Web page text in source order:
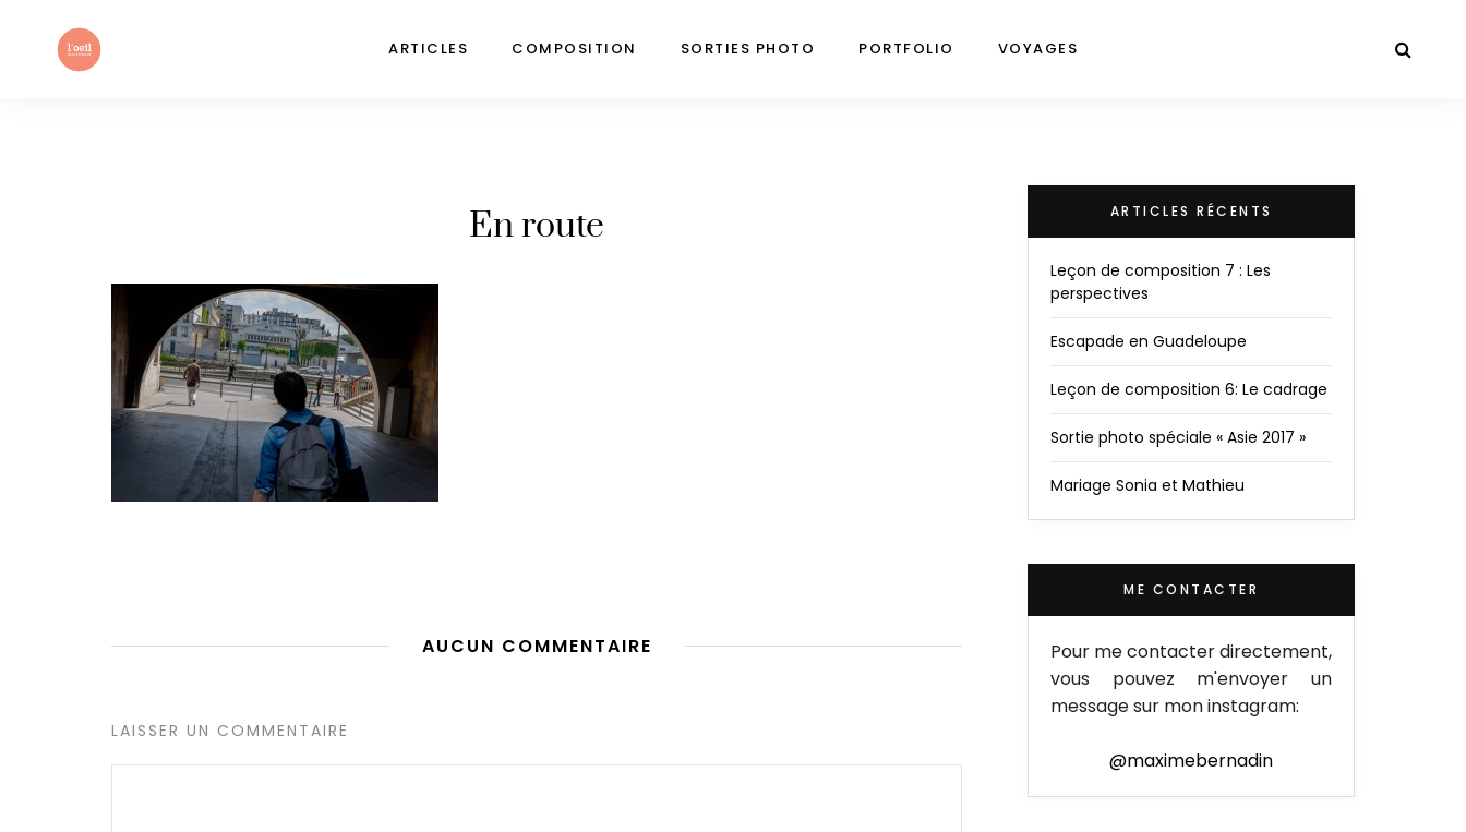
ARTICLES COMPOSITION SORTIES PHOTO PORTFOLIO VOYAGES
En route
AUCUN COMMENTAIRE
LAISSER UN COMMENTAIRE
ARTICLES RÉCENTS
Leçon de composition 7 : Les
perspectives
Escapade en Guadeloupe
Leçon de composition 6: Le cadrage
Sortie photo spéciale « Asie 2017 »
Mariage Sonia et Mathieu
ME CONTACTER
Pour me contacter directement,
vous pouvez m'envoyer un
message sur mon instagram:
@maximebernadin